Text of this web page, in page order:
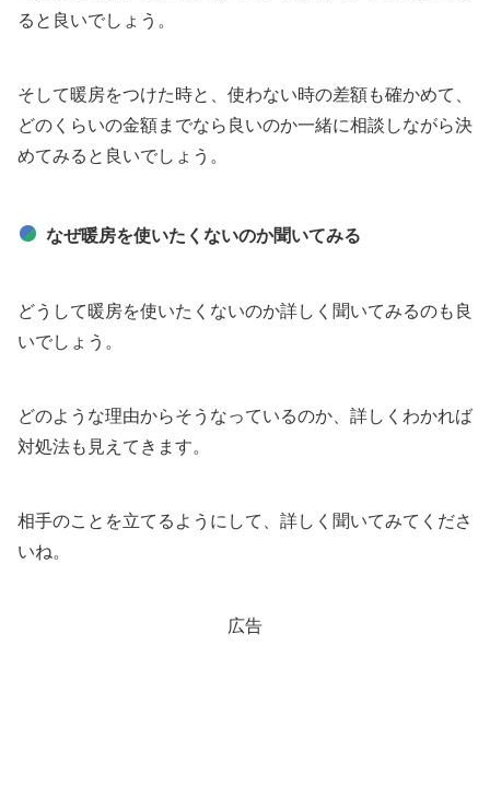
ると良いでしょう。
そして暖房をつけた時と、使わない時の差額も確かめて、
どのくらいの金額までなら良いのか一緒に相談しながら決
めてみると良いでしょう。
なぜ暖房を使いたくないのか聞いてみる
どうして暖房を使いたくないのか詳しく聞いてみるのも良
いでしょう。
どのような理由からそうなっているのか、詳しくわかれば
対処法も見えてきます。
相手のことを立てるようにして、詳しく聞いてみてくださ
いね。
広告